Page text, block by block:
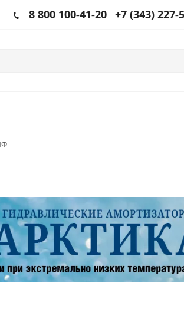
8 800 100-41-20 +7 (343) 227-